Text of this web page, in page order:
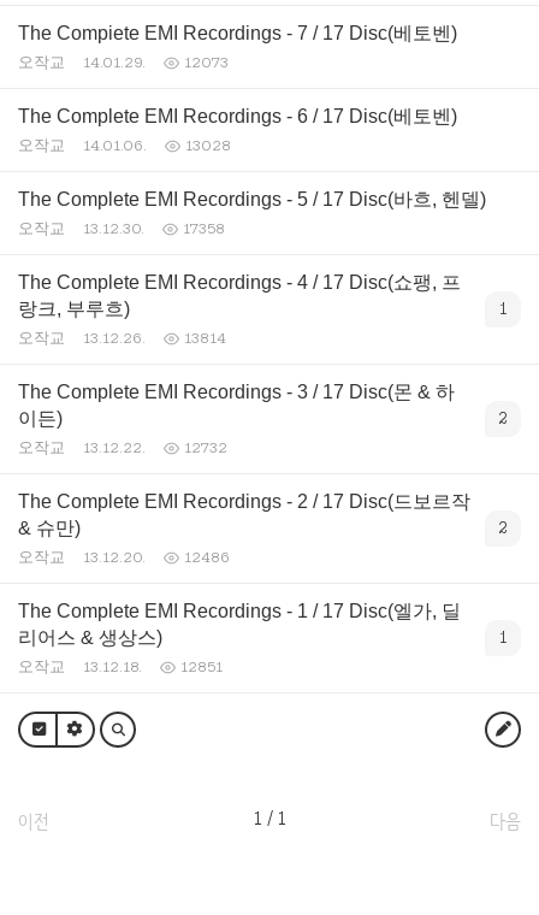
The Compiete EMI Recordings - 7 / 17 Disc(베토벤)
오작교 14.01.29. 12073
The Complete EMI Recordings - 6 / 17 Disc(베토벤)
오작교 14.01.06. 13028
The Complete EMI Recordings - 5 / 17 Disc(바흐, 헨델)
오작교 13.12.30. 17358
The Complete EMI Recordings - 4 / 17 Disc(쇼팽, 프
랑크, 부루흐)
오작교 13.12.26. 13814
1
The Complete EMI Recordings - 3 / 17 Disc(몬 & 하
이든)
오작교 13.12.22. 12732
2
The Complete EMI Recordings - 2 / 17 Disc(드보르작
& 슈만)
오작교 13.12.20. 12486
2
The Complete EMI Recordings - 1 / 17 Disc(엘가, 딜
리어스 & 생상스)
오작교 13.12.18. 12851
1
이전 1 / 1 다음